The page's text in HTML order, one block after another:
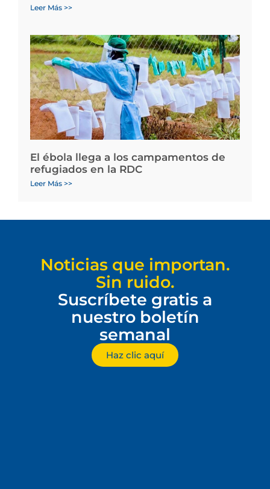
Leer Más >>
El ébola llega a los campamentos de
refugiados en la RDC
Leer Más >>
Noticias que importan.
Sin ruido.
Suscríbete gratis a
nuestro boletín
semanal
Haz clic aquí